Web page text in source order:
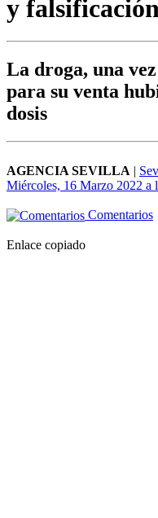
y
La droga, una
para su venta
dosis
AGENCIA SEVILLA |
Miércoles, 16 Marzo 2022 a
Comentarios
Enlace copiado